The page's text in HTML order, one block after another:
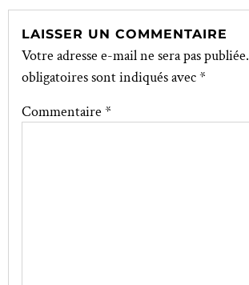
LAISSER UN COMMENTAIRE
Votre adresse e-mail ne sera pas publiée.
obligatoires sont indiqués avec*
Commentaire *